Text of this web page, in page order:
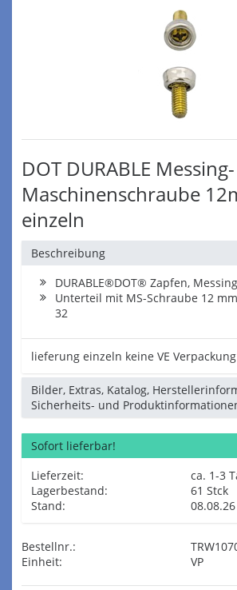
DOT DURABLE Messing-
Maschinenschraube
einzeln
Beschreibung
DURABLE®DOT® Zapfen,
Unterteil mit MS-Schraube 12
32
lieferung einzeln keine VE
Bilder, Extras, Katalog,
Sicherheits- und
Sofort lieferbar!
Lieferzeit:
ca. 1-3
Lagerbestand:
61 Stck
Stand:
08.08.26
Bestellnr.:
Einheit:
VP